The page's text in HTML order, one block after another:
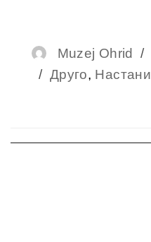
Author
Muzej Ohrid
Categories
Друго, Настани